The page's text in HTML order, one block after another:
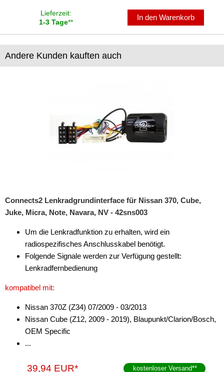
Lieferzeit:
1-3 Tage**
In den Warenkorb
Andere Kunden kauften auch
Connects2 Lenkradgrundinterface für Nissan 370, Cube,
Juke, Micra, Note, Navara, NV - 42sns003
Um die Lenkradfunktion zu erhalten, wird ein
radiospezifisches Anschlusskabel benötigt.
Folgende Signale werden zur Verfügung gestellt:
Lenkradfernbedienung
kompatibel mit:
Nissan 370Z (Z34) 07/2009 - 03/2013
Nissan Cube (Z12, 2009 - 2019), Blaupunkt/Clarion/Bosch,
OEM Specific
...
39,94 EUR* kostenloser Versand**